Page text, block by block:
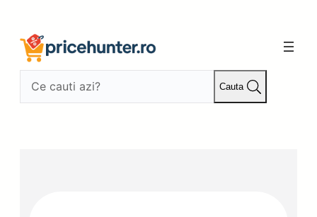
conținut
Cauta